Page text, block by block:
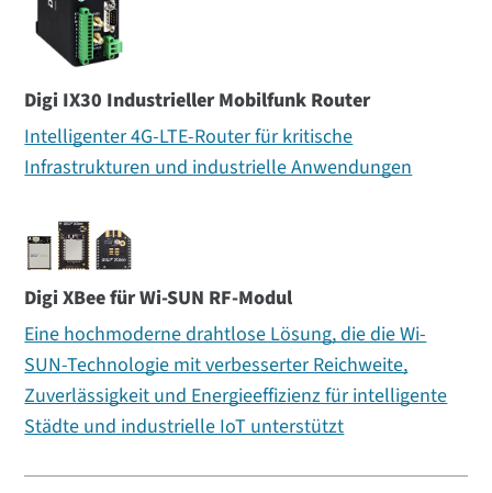
Digi IX30 Industrieller Mobilfunk Router
Intelligenter 4G-LTE-Router für kritische
Infrastrukturen und industrielle Anwendungen
Digi XBee für Wi-SUN RF-Modul
Eine hochmoderne drahtlose Lösung, die die Wi-
SUN-Technologie mit verbesserter Reichweite,
Zuverlässigkeit und Energieeffizienz für intelligente
Städte und industrielle IoT unterstützt